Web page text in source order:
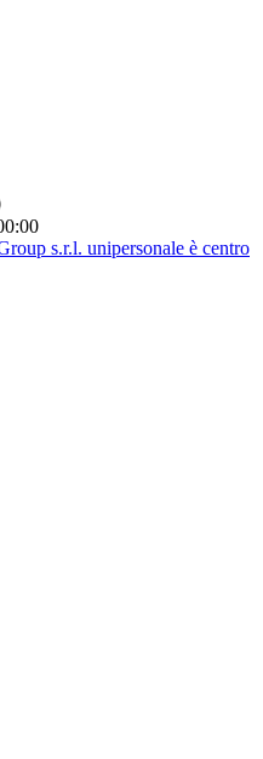
s.r.l. unipersonale è centro